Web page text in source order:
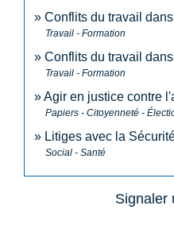
Conflits du travail
Travail - Formation
Conflits du travail
Travail - Formation
Agir en justice contre
Papiers - Citoyenneté -
Litiges avec la
Social - Santé
Signaler